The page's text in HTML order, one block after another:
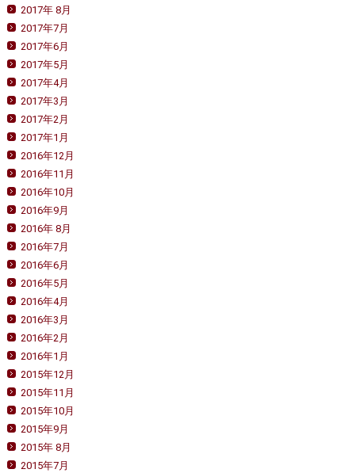
2017年 8月
2017年7月
2017年6月
2017年5月
2017年4月
2017年3月
2017年2月
2017年1月
2016年12月
2016年11月
2016年10月
2016年9月
2016年 8月
2016年7月
2016年6月
2016年5月
2016年4月
2016年3月
2016年2月
2016年1月
2015年12月
2015年11月
2015年10月
2015年9月
2015年 8月
2015年7月